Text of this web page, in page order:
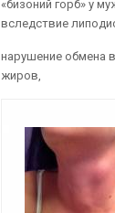
«бизоний горб» у
вследствие
нарушение обмена
жиров,